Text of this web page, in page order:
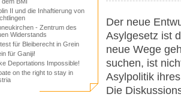
II und die Inhaftierung von
- Zentrum des
Widerstands
für Bleiberecht in Grein
für Ganiji!
Deportations Impossible!
on the right to stay in
Der neue
Asylgesetz ist
neue Wege
suchen, ist
Asylpolitik
Die